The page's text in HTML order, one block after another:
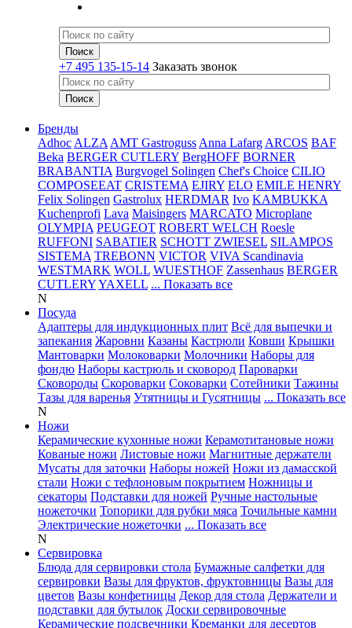
+7 495 135-15-14 Заказать звонок
Бренды
Adhoc ALZA AMT Gastroguss Anna Lafarg ARCOS BAF
Beka BERGER CUTLERY BergHOFF BORNER
BRABANTIA Burgvogel Solingen Chef's Choice CILIO
COMPOSEEAT CRISTEMA EJIRY ELO EMILE HENRY
Felix Solingen Gastrolux HERDMAR Ivo KAMBUKKA
Kuchenprofi Lava Maisingers MARCATO Microplane
OLYMPIA PEUGEOT ROBERT WELCH Roesle
RUFFONI SABATIER SCHOTT ZWIESEL SILAMPOS
SISTEMA TREBONN VICTOR VIVA Scandinavia
WESTMARK WOLL WUESTHOF Zassenhaus BERGER
CUTLERYYAXELL ... Показать все
N
Посуда
Адаптеры для индукционных плит Всё для выпечки и
запекания Жаровни Казаны Кастрюли Ковши Крышки
Мантоварки Молоковарки Молочники Наборы для
фондю Наборы кастрюль и сковород Пароварки
Сковороды Скороварки Соковарки Сотейники Тажины
Тазы для варенья Утятницы и Гусятницы ... Показать все
N
Ножи
Керамические кухонные ножи Керамотитановые ножи
Кованые ножи Листовые ножи Магнитные держатели
Мусаты для заточки Наборы ножей Ножи из дамасской
стали Ножи с тефлоновым покрытием Ножницы и
секаторы Подставки для ножей Ручные настольные
ножеточки Топорики для рубки мяса Точильные камни
Электрические ножеточки ... Показать все
N
Сервировка
Блюда для сервировки стола Бумажные салфетки для
сервировки Вазы для фруктов, фруктовницы Вазы для
цветов Вазы конфетницы Декор для стола Держатели и
подставки для бутылок Доски сервировочные
Керамические подсвечники Креманки для десертов